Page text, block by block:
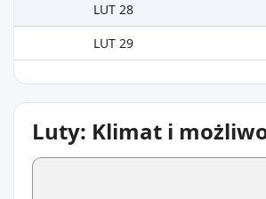
LUT 28
LUT 29
Luty: Klimat i